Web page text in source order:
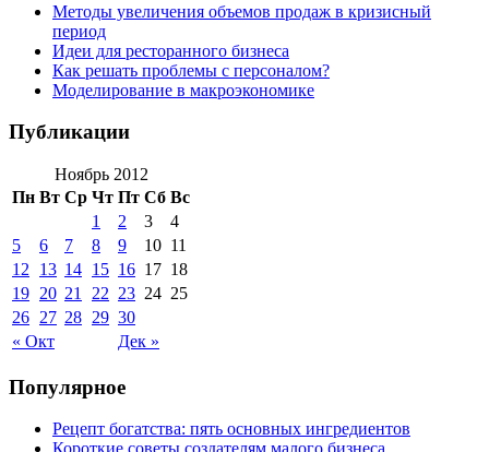
Методы увеличения объемов продаж в кризисный
период
Идеи для ресторанного бизнеса
Как решать проблемы с персоналом?
Моделирование в макроэкономике
Публикации
Ноябрь 2012
Пн Вт Ср Чт Пт Сб Вс
« Окт Дек »
1 2 3
4
5
6 7 8 9 10 11
12
13 14 15 16 17 18
19 20 21 22 23 24 25
26 27 28 29 30
Популярное
Рецепт богатства: пять основных ингредиентов